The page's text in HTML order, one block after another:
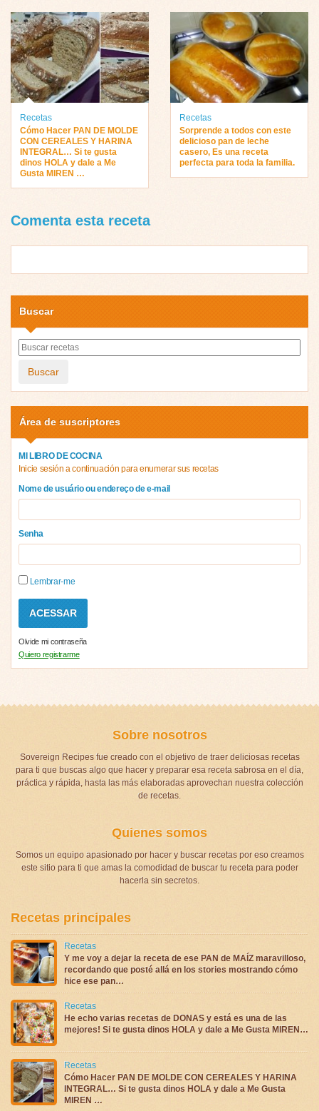
Recetas
Cómo Hacer PAN DE MOLDE
CON CEREALES Y HARINA
INTEGRAL… Si te gusta
dinos HOLA y dale a Me
Gusta MIREN …
Recetas
Sorprende a todos con este
delicioso pan de leche
casero, Es una receta
perfecta para toda la familia.
Comenta esta receta
Buscar
Buscar
Área de suscriptores
MI LIBRO DE COCINA
Inicie sesión a continuación para enumerar sus recetas
Nome de usuário ou endereço de e-mail
Senha
Lembrar-me
Olvide mi contraseña
Quiero registrarme
Sobre nosotros
Sovereign Recipes fue creado con el objetivo de traer deliciosas recetas
para ti que buscas algo que hacer y preparar esa receta sabrosa en el día,
práctica y rápida, hasta las más elaboradas aprovechan nuestra colección
de recetas.
Quienes somos
Somos un equipo apasionado por hacer y buscar recetas por eso creamos
este sitio para ti que amas la comodidad de buscar tu receta para poder
hacerla sin secretos.
Recetas principales
Recetas
Y me voy a dejar la receta de ese PAN de MAÍZ maravilloso,
recordando que posté allá en los stories mostrando cómo
hice ese pan…
Recetas
He echo varias recetas de DONAS y está es una de las
mejores! Si te gusta dinos HOLA y dale a Me Gusta MIREN…
Recetas
Cómo Hacer PAN DE MOLDE CON CEREALES Y HARINA
INTEGRAL… Si te gusta dinos HOLA y dale a Me Gusta
MIREN …